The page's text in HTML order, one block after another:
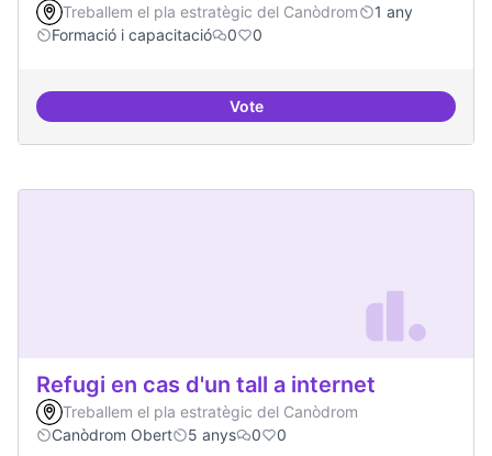
Treballem el pla estratègic del Canòdrom
1 any
Formació i capacitació
0 0
VoteRelació equilibrada entre
Refugi en cas d'un tall a internet
Treballem el pla estratègic del Canòdrom
Canòdrom Obert
5 anys 0 0